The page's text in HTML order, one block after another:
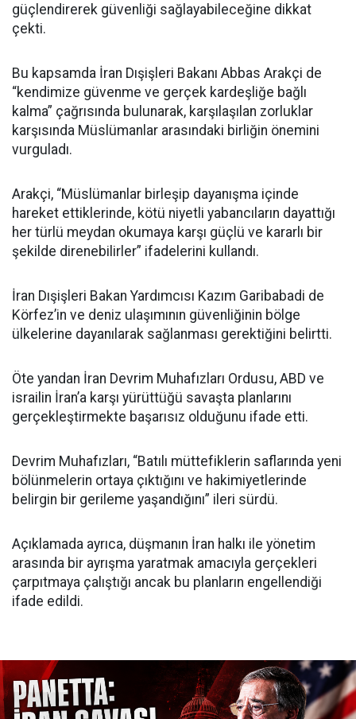
güçlendirerek güvenliği sağlayabileceğine dikkat
çekti.
Bu kapsamda İran Dışişleri Bakanı Abbas Arakçi de
“kendimize güvenme ve gerçek kardeşliğe bağlı
kalma” çağrısında bulunarak, karşılaşılan zorluklar
karşısında Müslümanlar arasındaki birliğin önemini
vurguladı.
Arakçi, “Müslümanlar birleşip dayanışma içinde
hareket ettiklerinde, kötü niyetli yabancıların dayattığı
her türlü meydan okumaya karşı güçlü ve kararlı bir
şekilde direnebilirler” ifadelerini kullandı.
İran Dışişleri Bakan Yardımcısı Kazım Garibabadi de
Körfez’in ve deniz ulaşımının güvenliğinin bölge
ülkelerine dayanılarak sağlanması gerektiğini belirtti.
Öte yandan İran Devrim Muhafızları Ordusu, ABD ve
israilin İran’a karşı yürüttüğü savaşta planlarını
gerçekleştirmekte başarısız olduğunu ifade etti.
Devrim Muhafızları, “Batılı müttefiklerin saflarında yeni
bölünmelerin ortaya çıktığını ve hakimiyetlerinde
belirgin bir gerileme yaşandığını” ileri sürdü.
Açıklamada ayrıca, düşmanın İran halkı ile yönetim
arasında bir ayrışma yaratmak amacıyla gerçekleri
çarpıtmaya çalıştığı ancak bu planların engellendiği
ifade edildi.